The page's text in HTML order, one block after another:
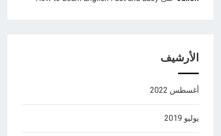
الأرشيف
أغسطس 2022
يوليو 2019